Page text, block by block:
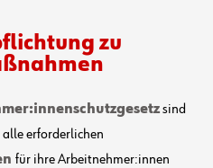
zu
sind
erforderlichen
für ihre Arbeitnehmer:innen